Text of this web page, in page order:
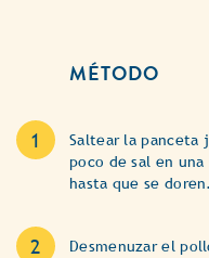
MÉTODO
Saltear la panceta
poco de sal en
hasta que se doren.
Desmenuzar el